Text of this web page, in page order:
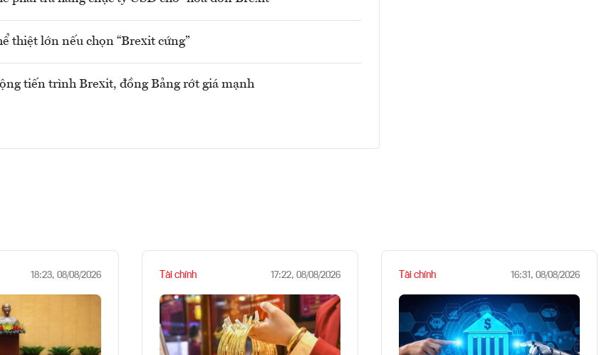
thiệt lớn nếu chọn “Brexit cứng”
tiến trình Brexit, đồng Bảng rớt giá mạnh
18:23, 08/08/2026 Tài chính 17:22, 08/08/2026 Tài chính 16:31, 08/08/2026